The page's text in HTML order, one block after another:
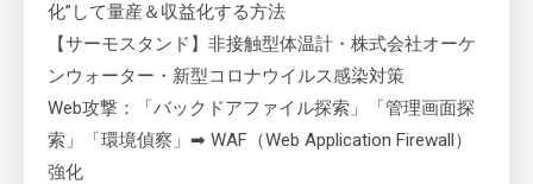
化”して量産＆収益化する方法
【サーモスタンド】非接触型体温計・株式会社オーケ
ンウォーター・新型コロナウイルス感染対策
Web攻撃：「バックドアファイル探索」「管理画面探
索」「環境偵察」➡ WAF（Web Application Firewall）
強化